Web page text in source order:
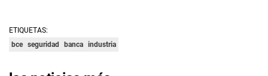
ETIQUETAS:
bce seguridad banca industria